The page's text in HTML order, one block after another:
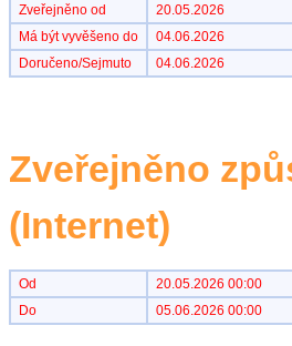
Zveřejněno od
20.05.2026
Má být vyvěšeno do
04.06.2026
Doručeno/Sejmuto
04.06.2026
Zveřejněno
(Internet)
Od
20.05.2026 00:00
Do
05.06.2026 00:00